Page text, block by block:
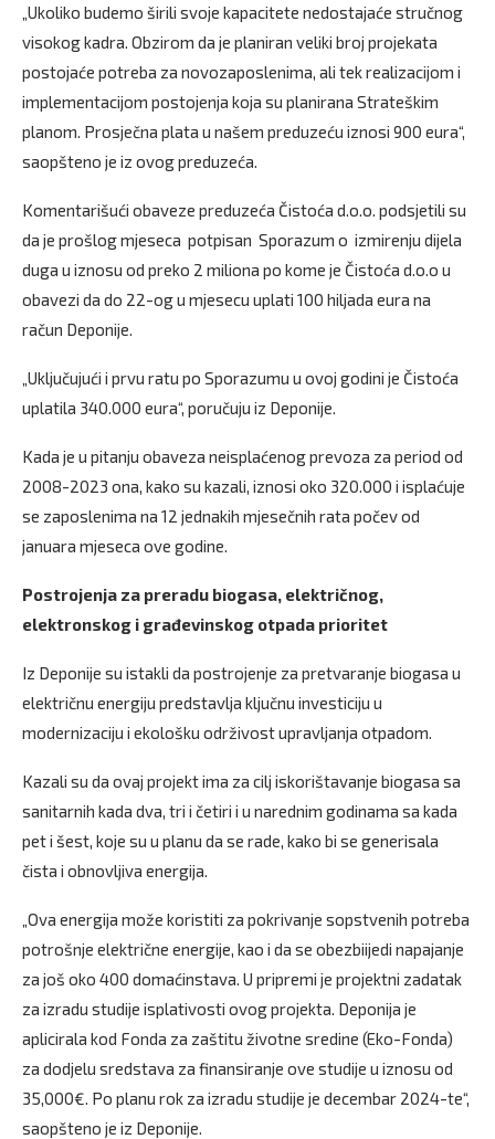
„Ukoliko budemo širili svoje kapacitete nedostajaće stručnog
visokog kadra. Obzirom da je planiran veliki broj projekata
postojaće potreba za novozaposlenima, ali tek realizacijom i
implementacijom postojenja koja su planirana Strateškim
planom. Prosječna plata u našem preduzeću iznosi 900 eura“,
saopšteno je iz ovog preduzeća.
Komentarišući obaveze preduzeća Čistoća d.o.o. podsjetili su
da je prošlog mjeseca potpisan Sporazum o izmirenju dijela
duga u iznosu od preko 2 miliona po kome je Čistoća d.o.o u
obavezi da do 22-og u mjesecu uplati 100 hiljada eura na
račun Deponije.
„Uključujući i prvu ratu po Sporazumu u ovoj godini je Čistoća
uplatila 340.000 eura“, poručuju iz Deponije.
Kada je u pitanju obaveza neisplaćenog prevoza za period od
2008-2023 ona, kako su kazali, iznosi oko 320.000 i isplaćuje
se zaposlenima na 12 jednakih mjesečnih rata počev od
januara mjeseca ove godine.
Postrojenja za preradu biogasa, električnog,
elektronskog i građevinskog otpada prioritet
Iz Deponije su istakli da postrojenje za pretvaranje biogasa u
električnu energiju predstavlja ključnu investiciju u
modernizaciju i ekološku održivost upravljanja otpadom.
Kazali su da ovaj projekt ima za cilj iskorištavanje biogasa sa
sanitarnih kada dva, tri i četiri i u narednim godinama sa kada
pet i šest, koje su u planu da se rade, kako bi se generisala
čista i obnovljiva energija.
„Ova energija može koristiti za pokrivanje sopstvenih potreba
potrošnje električne energije, kao i da se obezbiijedi napajanje
za još oko 400 domaćinstava. U pripremi je projektni zadatak
za izradu studije isplativosti ovog projekta. Deponija je
aplicirala kod Fonda za zaštitu životne sredine (Eko-Fonda)
za dodjelu sredstava za finansiranje ove studije u iznosu od
35,000€. Po planu rok za izradu studije je decembar 2024-te“,
saopšteno je iz Deponije.